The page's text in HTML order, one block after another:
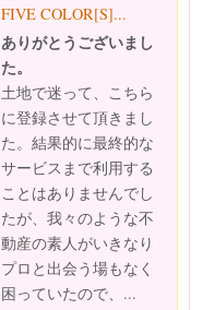
FIVE COLOR[S]...
ありがとうございまし
た。
土地で迷って、こちら
に登録させて頂きまし
た。結果的に最終的な
サービスまで利用する
ことはありませんでし
たが、我々のような不
動産の素人がいきなり
プロと出会う場もなく
困っていたので、...